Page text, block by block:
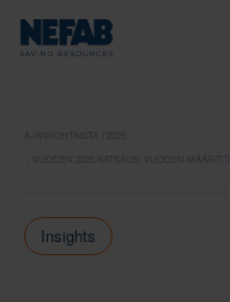
AJANKOHTAISTA
VUODEN 2025 KATSAUS: VUODEN
Insights